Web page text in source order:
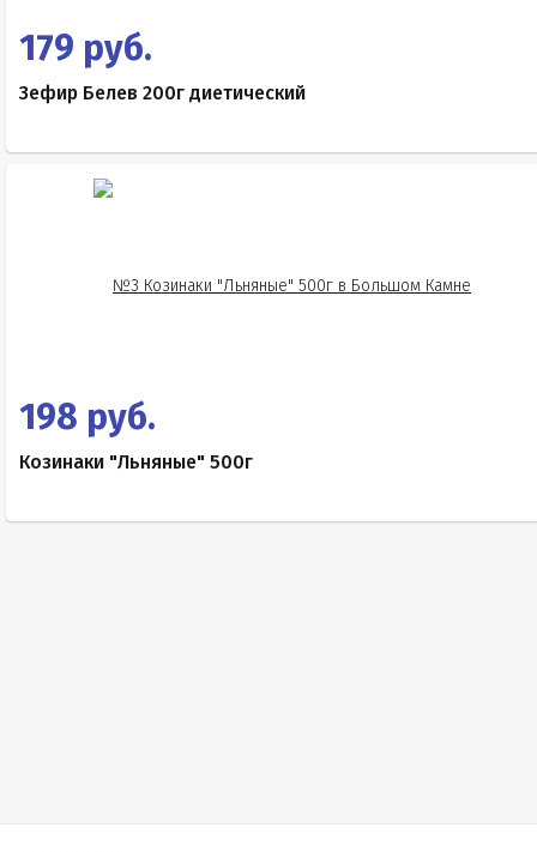
179 руб.
Зефир Белев 200г диетический
198 руб.
Козинаки "Льняные" 500г